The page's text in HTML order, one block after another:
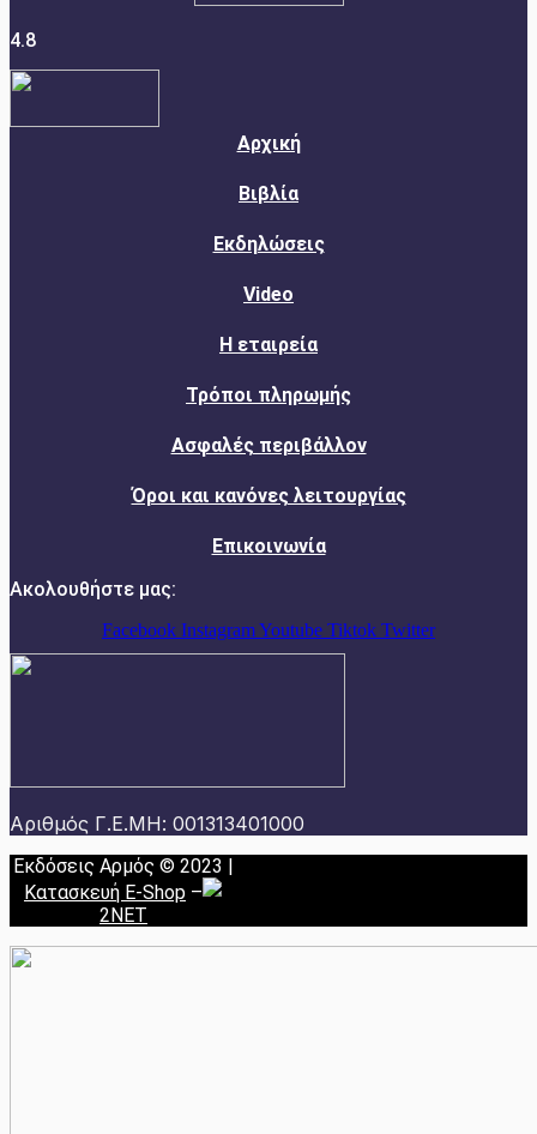
4.8
Αρχική
Βιβλία
Εκδηλώσεις
Video
Η εταιρεία
Τρόποι πληρωμής
Ασφαλές περιβάλλον
Όροι και κανόνες λειτουργίας
Επικοινωνία
Ακολουθήστε μας:
Facebook InstagramYoutube Tiktok Twitter
Αριθμός Γ.Ε.ΜΗ: 001313401000
Εκδόσεις Αρμός © 2023 |
Κατασκευή E-Shop –
2NET